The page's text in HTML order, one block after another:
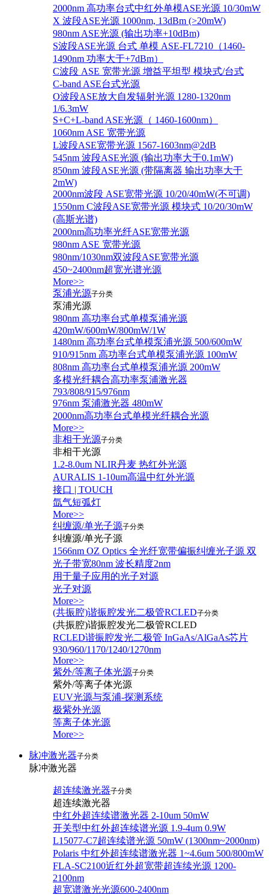
2000nm 高功率台式中红外单模ASE光源 10/30mW
X 波段ASE光源 1000nm, 13dBm (>20mW)
980nm ASE光源 (输出功率+10dBm)
S波段ASE光源 台式 单模 ASE-FL7210（1460-
1490nm 功率大于+7dBm）
C波段 ASE 宽带光源 增益平坦型 模块式/台式
C-band ASE台式光源
O波段ASE放大自发辐射光源 1280-1320nm
1/6.3mW
S+C+L-band ASE光源（ 1460-1600nm）
1060nm ASE 宽带光源
L波段ASE宽带光源 1567-1603nm@2dB
545nm 波段ASE光源 (输出功率大于0.1mW)
850nm 波段ASE光源 (带隔离器 输出功率大于
2mW)
2000nm波段 ASE宽带光源 10/20/40mW(不可调)
1550nm C波段ASE宽带光源 模块式 10/20/30mW
(高斯光谱)
2000nm高功率光纤ASE宽带光源
980nm ASE 宽带光源
980nm/1030nm双波段ASE宽带光源
450~2400nm超宽光谱光源
More>>
泵浦光源子分类
泵浦光源
980nm 高功率台式单模泵浦光源
420mW/600mW/800mW/1W
1480nm 高功率台式单模泵浦光源 500/600mW
910/915nm 高功率台式单模泵浦光源 100mW
808nm 高功率台式单模泵浦光源 200mW
多模光纤耦合高功率泵浦激光器
793/808/915/976nm
976nm 泵浦激光器 480mW
2000nm高功率台式单模光纤耦合光源
More>>
非相干光源子分类
非相干光源
1.2-8.0um NLIR丹麦 热红外光源
AURALIS 1-10um高温中红外光源
接口 | TOUCH
氙气短弧灯
More>>
纠缠源/单光子源子分类
纠缠源/单光子源
1566nm OZ Optics 全光纤宽带偏振纠缠光子源 双
光子带宽80nm 波长精度2nm
用于量子应用的光子对源
光子对源
More>>
(共振腔)谐振腔发光二极管RCLED子分类
(共振腔)谐振腔发光二极管RCLED
RCLED谐振腔发光二极管 InGaAs/AlGaAs芯片
930/960/1170/1240/1270nm
More>>
紫外/等离子体光源子分类
紫外/等离子体光源
EUV光源与泵浦-探测系统
极紫外光源
等离子体光源
More>>
脉冲激光器子分类
脉冲激光器
超连续激光器子分类
超连续激光器
中红外超连续谱激光器 2-10um 50mW
开关型中红外超连续谱光源 1.9-4um 0.9W
L15077-C7超连续谱光源 50mW (1300nm~2000nm)
Polaris 中红外超连续谱激光器 1~4.6um 500/800mW
FLA-SC2100近红外超宽带超连续光源 1200-
2100nm
超宽谱激光光源600-2400nm